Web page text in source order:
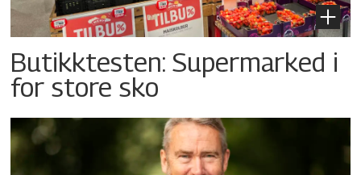
Butikktesten: Supermarked i
for store sko